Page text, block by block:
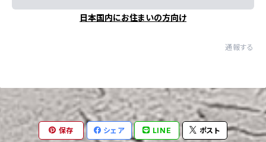
日本国内にお住まいの方向け
通報する
保存 シェア LINE ポスト